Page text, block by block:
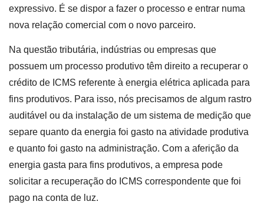
expressivo. É se dispor a fazer o processo e entrar numa
nova relação comercial com o novo parceiro.
Na questão tributária, indústrias ou empresas que
possuem um processo produtivo têm direito a recuperar o
crédito de ICMS referente à energia elétrica aplicada para
fins produtivos. Para isso, nós precisamos de algum rastro
auditável ou da instalação de um sistema de medição que
separe quanto da energia foi gasto na atividade produtiva
e quanto foi gasto na administração. Com a aferição da
energia gasta para fins produtivos, a empresa pode
solicitar a recuperação do ICMS correspondente que foi
pago na conta de luz.